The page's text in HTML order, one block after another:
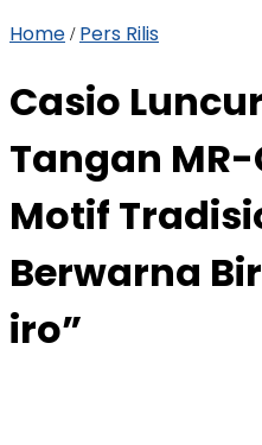
Home / Pers Rilis
Casio
Tangan
Motif
Berwarna
iro”